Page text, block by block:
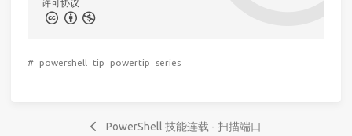
许可协议
# powershell tip powertip series
PowerShell 技能连载 - 扫描端口